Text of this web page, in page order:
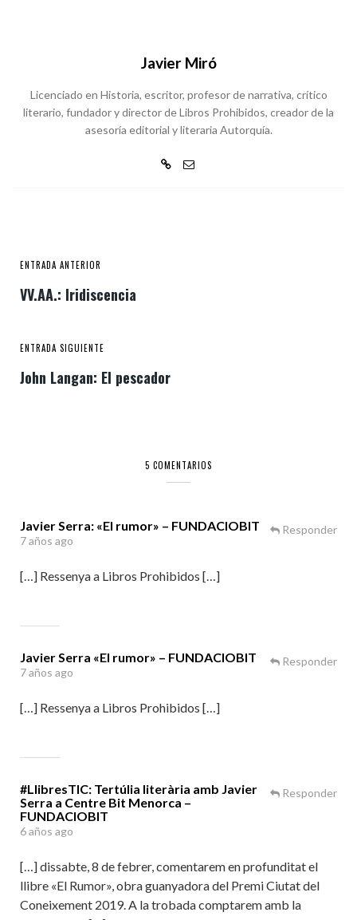
Javier Miró
Licenciado en Historia, escritor, profesor de narrativa, crítico
literario, fundador y director de Libros Prohibidos, creador de la
asesoría editorial y literaria Autorquía.
ENTRADA ANTERIOR
VV.AA.: Iridiscencia
ENTRADA SIGUIENTE
John Langan: El pescador
5 COMENTARIOS
Javier Serra: «El rumor» – FUNDACIOBIT
7 años ago
[…] Ressenya a Libros Prohibidos […]
Responder
Javier Serra «El rumor» – FUNDACIOBIT
7 años ago
[…] Ressenya a Libros Prohibidos […]
Responder
#LlibresTIC: Tertúlia literària amb Javier
Serra a Centre Bit Menorca –
FUNDACIOBIT
6 años ago
[…] dissabte, 8 de febrer, comentarem en profunditat el
llibre «El Rumor», obra guanyadora del Premi Ciutat del
Coneixement 2019. A la trobada comptarem amb la
Responder